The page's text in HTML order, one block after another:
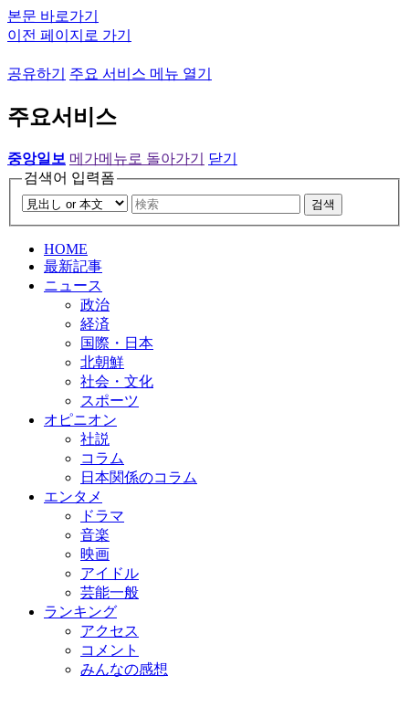
본문 바로가기
이전 페이지로 가기
공유하기 주요 서비스 메뉴 열기
주요서비스
중앙일보 메가메뉴로 돌아가기
닫기
검색어 입력폼
검색
HOME
最新記事
ニュース
政治
経済
国際・日本
北朝鮮
社会・文化
スポーツ
オピニオン
社説
コラム
日本関係のコラム
エンタメ
ドラマ
音楽
映画
アイドル
芸能一般
ランキング
アクセス
コメント
みんなの感想